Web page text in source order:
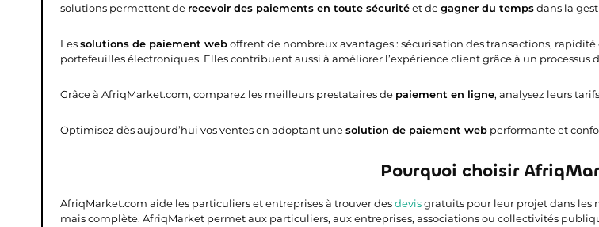
solutions permettent de recevoir des paiements en toute sécuritéet degagner du tempsdans la
Lessolutions de paiement weboffrent de nombreux avantages : sécurisation des transactions,
portefeuilles électroniques. Elles contribuent aussi à améliorer l’expérience client grâce à un processus
Grâce à AfriqMarket.com, comparez les meilleurs prestataires de paiement en ligne, analysez leurs
Optimisez dès aujourd’hui vos ventes en adoptant unesolution de paiement web performante et
Pourquoi choisir
AfriqMarket.com aide les particuliers et entreprises à trouver desdevisgratuits pour leur projet dans les
mais complète. AfriqMarket permet aux particuliers, aux entreprises, associations ou collectivités